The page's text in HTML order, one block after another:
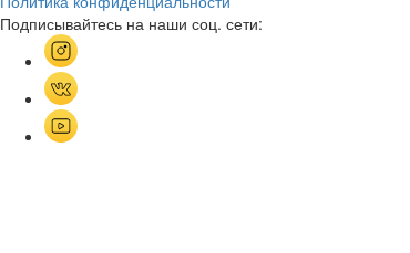
Подписывайтесь на наши соц. сети: